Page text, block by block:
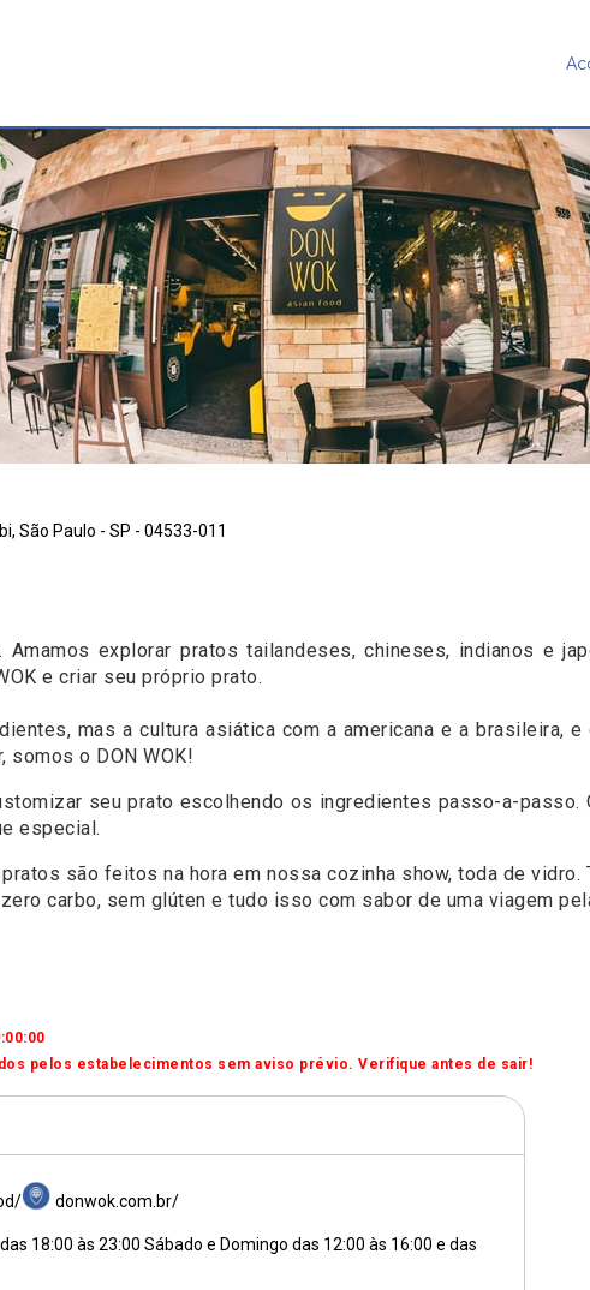
São Paulo - SP - 04533-011
explorar pratos tailandeses, chineses, indianos e
e criar seu próprio prato.
mas a cultura asiática com a americana e a brasileira,
somos o DON WOK!
seu prato escolhendo os ingredientes passo-a-
especial.
são feitos na hora em nossa cozinha show, toda de
carbo, sem glúten e tudo isso com sabor de uma viagem
pelos estabelecimentos sem aviso prévio. Verifique antes de sair!
donwok.com.br/
18:00 às 23:00 Sábado e Domingo das 12:00 às 16:00 e das